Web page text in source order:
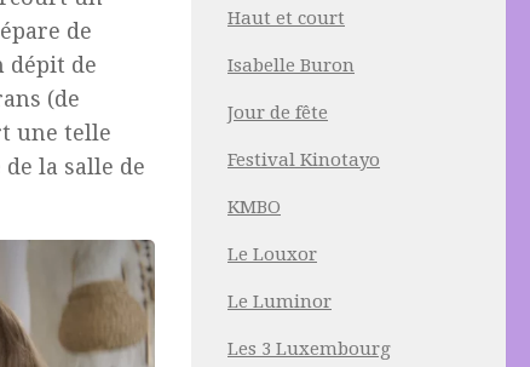
de
dépit de
(de
une telle
la salle de
Haut et court
Isabelle Buron
Jour de fête
Festival Kinotayo
KMBO
Le Louxor
Le Luminor
Les 3 Luxembourg